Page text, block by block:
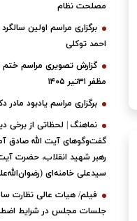
مصلحت نظام
برگزاری مراسم اولین
احمد توکلی
گزارش تصویری مراسم ختم
مظفر ۳۱تیر ۱۴۰۵
برگزاری مراسم یادبود
نماهنگ | لحظاتی از برخی
گفت‌وگوهای آیت ‌الله صادق
رهبر شهید انقلاب، حضرت
سیدعلی خامنه‌ای
فیلم/ هیات عالی نظارت
جلسات مجلس در شرایط